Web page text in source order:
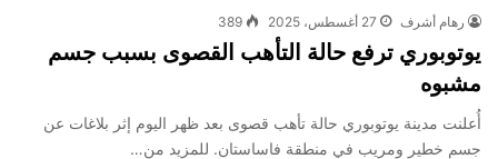
رهام أشرف 27 أغسطس، 2025 389
يوتوبوري ترفع حالة التأهب القصوى بسبب جسم
مشبوه
أُعلنت مدينة يوتوبوري حالة تأهب قصوى بعد ظهر اليوم إثر بلاغات عن
جسم خطير ومريب في منطقة فاساستان. للمزيد من…